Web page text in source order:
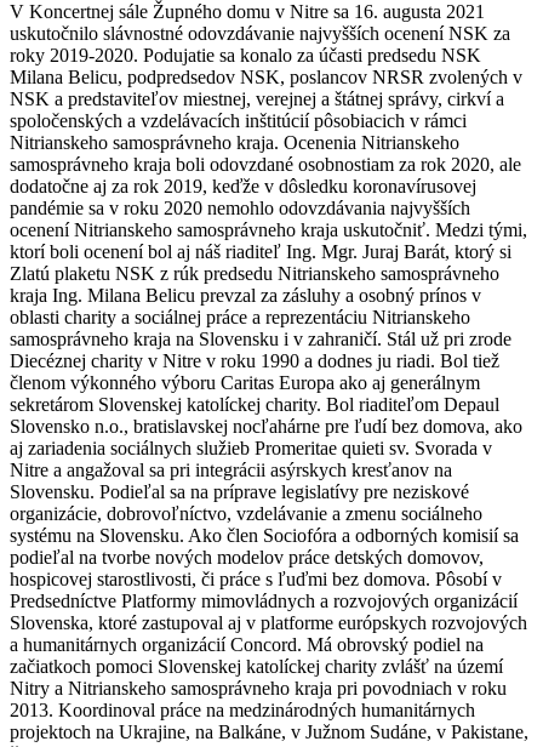
V Koncertnej sále Župného domu v Nitre sa 16. augusta 2021
uskutočnilo slávnostné odovzdávanie najvyšších ocenení NSK za
roky 2019-2020. Podujatie sa konalo za účasti predsedu NSK
Milana Belicu, podpredsedov NSK, poslancov NRSR zvolených v
NSK a predstaviteľov miestnej, verejnej a štátnej správy, cirkví a
spoločenských a vzdelávacích inštitúcií pôsobiacich v rámci
Nitrianskeho samosprávneho kraja. Ocenenia Nitrianskeho
samosprávneho kraja boli odovzdané osobnostiam za rok 2020, ale
dodatočne aj za rok 2019, keďže v dôsledku koronavírusovej
pandémie sa v roku 2020 nemohlo odovzdávania najvyšších
ocenení Nitrianskeho samosprávneho kraja uskutočniť. Medzi tými,
ktorí boli ocenení bol aj náš riaditeľ Ing. Mgr. Juraj Barát, ktorý si
Zlatú plaketu NSK z rúk predsedu Nitrianskeho samosprávneho
kraja Ing. Milana Belicu prevzal za zásluhy a osobný prínos v
oblasti charity a sociálnej práce a reprezentáciu Nitrianskeho
samosprávneho kraja na Slovensku i v zahraničí. Stál už pri zrode
Diecéznej charity v Nitre v roku 1990 a dodnes ju riadi. Bol tiež
členom výkonného výboru Caritas Europa ako aj generálnym
sekretárom Slovenskej katolíckej charity. Bol riaditeľom Depaul
Slovensko n.o., bratislavskej nocľahárne pre ľudí bez domova, ako
aj zariadenia sociálnych služieb Promeritae quieti sv. Svorada v
Nitre a angažoval sa pri integrácii asýrskych kresťanov na
Slovensku. Podieľal sa na príprave legislatívy pre neziskové
organizácie, dobrovoľníctvo, vzdelávanie a zmenu sociálneho
systému na Slovensku. Ako člen Sociofóra a odborných komisií sa
podieľal na tvorbe nových modelov práce detských domovov,
hospicovej starostlivosti, či práce s ľuďmi bez domova. Pôsobí v
Predsedníctve Platformy mimovládnych a rozvojových organizácií
Slovenska, ktoré zastupoval aj v platforme európskych rozvojových
a humanitárnych organizácií Concord. Má obrovský podiel na
začiatkoch pomoci Slovenskej katolíckej charity zvlášť na území
Nitry a Nitrianskeho samosprávneho kraja pri povodniach v roku
2013. Koordinoval práce na medzinárodných humanitárnych
projektoch na Ukrajine, na Balkáne, v Južnom Sudáne, v Pakistane,